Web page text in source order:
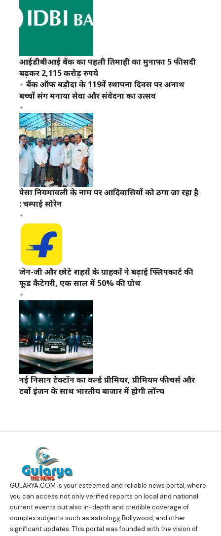
आईडीबीआई बैंक का पहली तिमाही का मुनाफा 5 फीसदी
बढ़कर 2,115 करोड़ रुपये
बैंक ऑफ बड़ौदा के 119वें स्थापना दिवस पर अनाथ
बच्चों संग मनाया सेवा और संवेदना का उत्सव
पेसा नियमावली के नाम पर आदिवासियों को ठगा जा रहा है
: चम्पाई सोरेन
जेन-जी और छोटे शहरों के ग्राहकों ने बढ़ाई फ्लिपकार्ट की
फूड कैटेगरी, एक साल में 50% की ग्रोथ
नई निसान टेक्टॉन का वर्ल्ड प्रीमियर, प्रीमियम फीचर्स और
टर्बो इंजन के साथ भारतीय बाजार में होगी लॉन्च
GULARYA.COM is your esteemed and reliable news portal, where
you can access not only verified reports on local and national
current events but also in-depth and credible coverage of
complex subjects such as astrology, Bollywood, and other
significant updates. This portal was founded with the vision of